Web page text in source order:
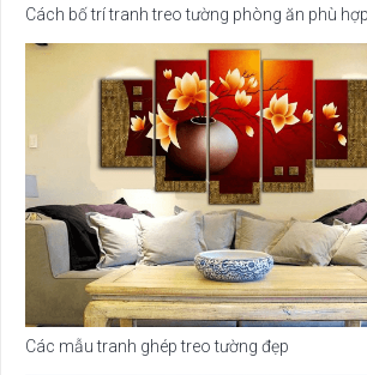
Cách bố trí tranh treo tường phòng ăn phù hợp
Các mẫu tranh ghép treo tường đẹp